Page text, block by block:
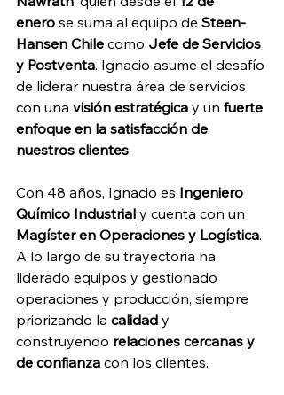
enero se suma al equipo de Steen-
Hansen Chile como Jefe de Servicios
y Postventa. Ignacio asume el desafío
de liderar nuestra área de servicios
con una visión estratégica y un fuerte
enfoque en la satisfacción de
nuestros clientes.
Con 48 años, Ignacio es Ingeniero
Químico Industrial y cuenta con un
Magíster en Operaciones y Logística.
A lo largo de su trayectoria ha
liderado equipos y gestionado
operaciones y producción, siempre
priorizando la calidad y
construyendo relaciones cercanas y
de confianza con los clientes.